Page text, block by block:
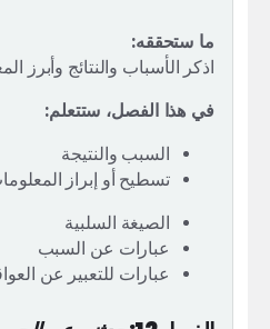
ما ستحققه:
اذكر الأسباب والنتائج وأبرز
في هذا الفصل، ستتعلم:
السبب والنتيجة
تسطيح أو إبراز
الصيغة السلبية
عبارات عن السبب
عبارات للتعبير عن